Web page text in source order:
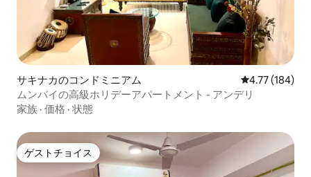
サキナカのコンドミニアム レビュー184
4.77 (184)
ムンバイの高級ホリデーアパートメント - アンデリ
家族 · 価格 · 状態
ゲストチョイス
ゲストチョイス